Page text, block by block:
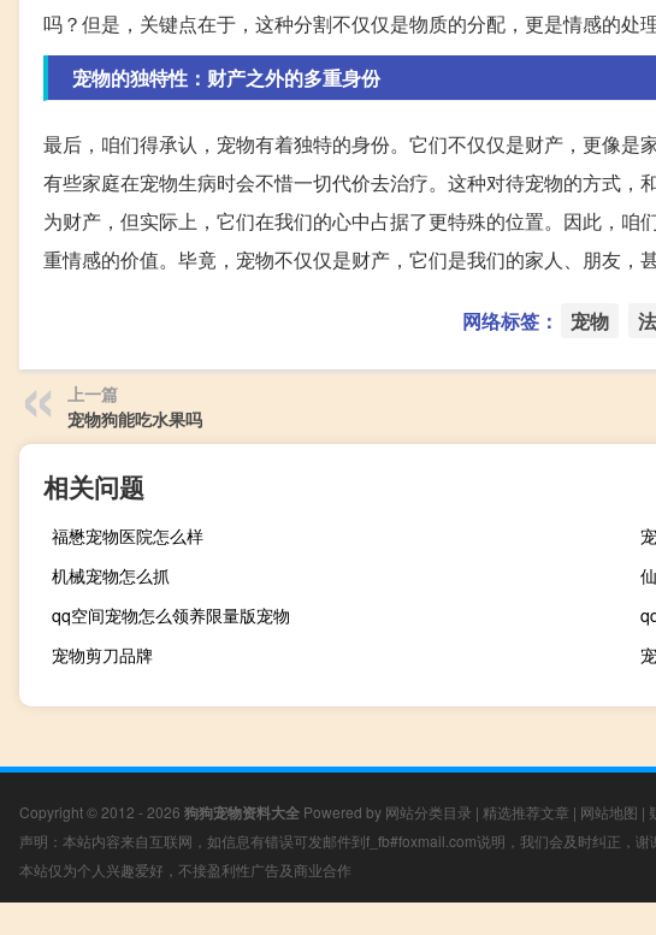
吗？但是，关键点在于，这种分割不仅仅是物质的分配，更是情感的处
宠物的独特性：财产之外的多重身份
最后，咱们得承认，宠物有着独特的身份。它们不仅仅是财产，更像
有些家庭在宠物生病时会不惜一切代价去治疗。这种对待宠物的方式
为财产，但实际上，它们在我们的心中占据了更特殊的位置。因此，
重情感的价值。毕竟，宠物不仅仅是财产，它们是我们的家人、朋友，
网络标签： 宠物
上一篇
宠物狗能吃水果吗
相关问题
福懋宠物医院怎么样
机械宠物怎么抓
qq空间宠物怎么领养限量版宠物
宠物剪刀品牌
Copyright © 2012 - 2026 狗狗宠物资料大全 Powered by 网站分类目录 | 精选推荐文章 | 网站地图 |
声明：本站内容来自互联网，如信息有错误可发邮件到f_fb#foxmail.com说明，我们会及时纠正，谢
本站仅为个人兴趣爱好，不接盈利性广告及商业合作